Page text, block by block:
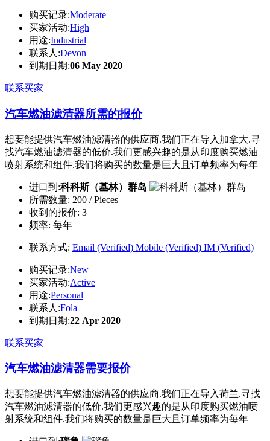
购买记录:Moderate
买家活动:High
用途:Industrial
联系人:Devon
到期日期:06 May 2020
联系买家
汽车燃油滤清器所需的报价
想要能提供汽车燃油滤清器的供应商.我们正在导入加拿大.寻
找汽车燃油滤清器的低价.我们更感兴趣的是从印度购买燃油
喷射系统和组件.我们将购买的数量是巨大且订单频率为每年
进口到:科科斯（基林）群岛
所需数量: 200 / Pieces
收到的报价: 3
频率: 每年
联系方式: Email (Verified) Mobile (Verified) IM (Verified)
购买记录:New
买家活动:Active
用途:Personal
联系人:Fola
到期日期:22 Apr 2020
联系买家
汽车燃油滤清器需要报价
想要能提供汽车燃油滤清器的供应商.我们正在导入荷兰.寻找
汽车燃油滤清器的低价.我们更感兴趣的是从印度购买燃油喷
射系统和组件.我们将购买的数量是巨大且订单频率为每年